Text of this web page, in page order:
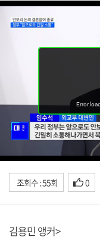
조회수 : 55회 0
김용민 앵커>